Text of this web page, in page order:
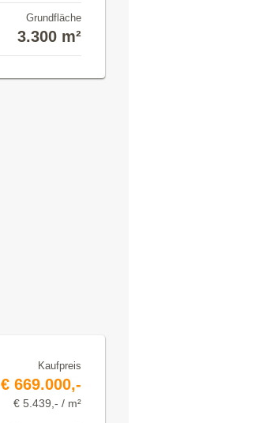
Grundfläche
3.300 m²
Kaufpreis
€ 669.000,-
€ 5.439,- / m²